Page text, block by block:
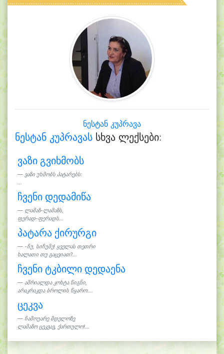
ნესტან კუპრავა
ნესტან კუპრავას სხვა ლექსები:
ვაზი გვიხმობს
ვაზი უხმობს პატარებს:
...
ჩვენი დედამიწა
ლამაზ-ლამაზს,
ფერად-ფერადს...
პატარა ქირურგი
-ჩუ, სიჩუმე! ყველას თეთრი
ხალათი თუ გაცვიათ?...
ჩვენი ტკბილი დედაენა
აშრიალდა კოხტა წიგნი,
არაკრაკდა ბროლის წყარო:...
ცეკვა
ჩამოუარე მდელოზე
ლამაზო ცეკვავ, ქართულო!...